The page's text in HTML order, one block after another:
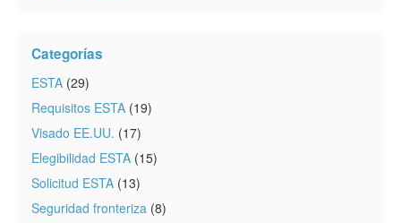
Categorías
ESTA (29)
Requisitos ESTA (19)
Visado EE.UU. (17)
Elegibilidad ESTA (15)
Solicitud ESTA (13)
Seguridad fronteriza (8)